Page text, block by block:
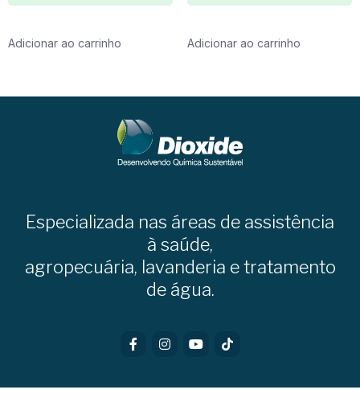
Adicionar ao carrinho Adicionar ao carrinho
Especializada nas áreas de assistência
à saúde,
agropecuária, lavanderia e tratamento
de água.